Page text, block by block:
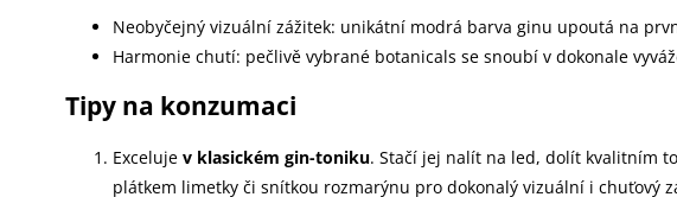
Neobyčejný vizuální zážitek: unikátní modrá barva ginu upoutá na
Harmonie chutí: pečlivě vybrané botanicals se snoubí v dokonale
Tipy na konzumaci
Exceluje v klasickém gin-toniku. Stačí jej nalít na led, dolít kvalitním
plátkem limetky či snítkou rozmarýnu pro dokonalý vizuální i chuťový